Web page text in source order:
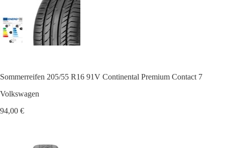
Sommerreifen 205/55 R16 91V Continental Premium Contact 7
Volkswagen
94,00 €